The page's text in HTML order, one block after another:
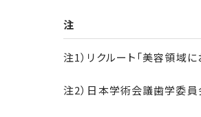
注
注1）リクルート「美容領域
注2）日本学術会議歯学委員